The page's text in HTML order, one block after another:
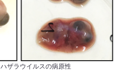
ザラウイルスの病原性